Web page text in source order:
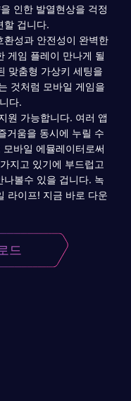
인한 발열현상을 걱정
할 겁니다.
환성과 안전성이 완벽한
게임 플레이 만나게 될
맞춤형 가상키 세팅을
것처럼 모바일 게임을
다.
원 가능합니다. 여러 앱
거움을 동시에 누릴 수
바일 에뮬레이터로써
지고 있기에 부드럽고
볼수 있을 겁니다. 녹
라이프! 지금 바로 다운
드